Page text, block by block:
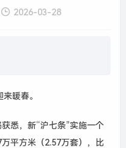
2026-03-28
暖春。
悉，新“沪七条”实施一个
平方米（2.57万套），比